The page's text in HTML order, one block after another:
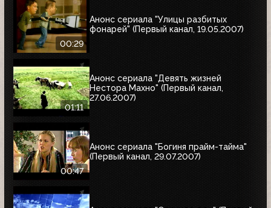
00:29
Анонс сериала "Улицы разбитых
фонарей" (Первый канал, 19.05.2007)
01:11
Анонс сериала "Девять жизней
Нестора Махно" (Первый канал,
27.06.2007)
00:47
Анонс сериала "Богиня прайм-тайма"
(Первый канал, 29.07.2007)